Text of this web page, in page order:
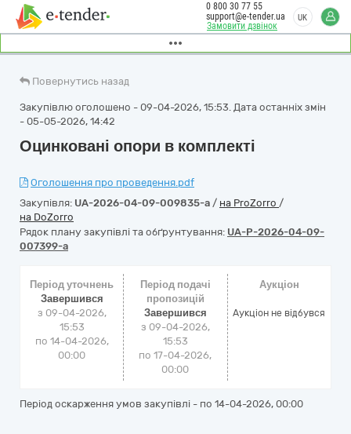
Замовити дзвінок
0 800 30 77 55
support@e-tender.ua
UK
Повернутись назад
Закупівлю оголошено - 09-04-2026, 15:53. Дата останніх змін
- 05-05-2026, 14:42
Оцинковані опори в комплекті
Оголошення про проведення.pdf
Закупівля: UA-2026-04-09-009835-a / на ProZorro /
на DoZorro
Рядок плану закупівлі та обґрунтування: UA-P-2026-04-09-
007399-a
Період уточнень
Завершився
з 09-04-2026,
15:53
по 14-04-2026,
00:00
Період подачі
пропозицій
Завершився
з 09-04-2026,
15:53
по 17-04-2026,
00:00
Аукціон
Аукціон не відбувся
Період оскарження умов закупівлі - по 14-04-2026, 00:00